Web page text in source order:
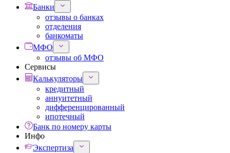
Банки
отзывы о банках
отделения
банкоматы
МФО
отзывы об МФО
Сервисы
Калькуляторы
кредитный
аннуитетный
дифференцированный
ипотечный
Банк по номеру карты
Инфо
Экспертиза